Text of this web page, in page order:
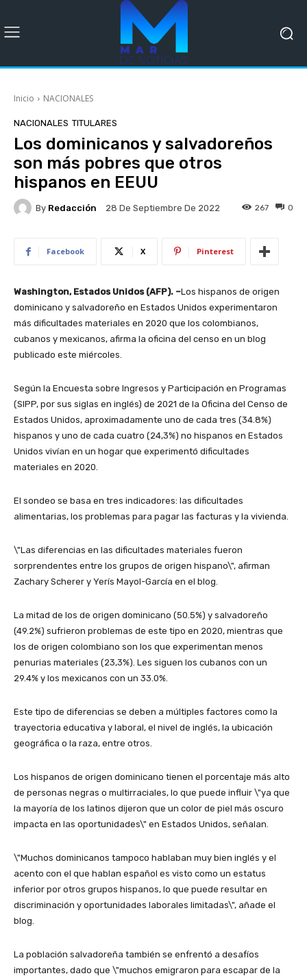
Inicio NACIONALES
NACIONALES TITULARES
Los dominicanos y salvadoreños
son más pobres que otros
hispanos en EEUU
By Redacción 28 De Septiembre De 2022 0
267
Facebook X Pinterest
Washington, Estados Unidos (AFP). –Los hispanos de origen
dominicano y salvadoreño en Estados Unidos experimentaron
más dificultades materiales en 2020 que los colombianos,
cubanos y mexicanos, afirma la oficina del censo en un blog
publicado este miércoles.
Según la Encuesta sobre Ingresos y Participación en Programas
(SIPP, por sus siglas en inglés) de 2021 de la Oficina del Censo de
Estados Unidos, aproximadamente uno de cada tres (34.8%)
hispanos y uno de cada cuatro (24,3%) no hispanos en Estados
Unidos vivían en un hogar que experimentó dificultades
materiales en 2020.
El sondeo se basa en tres indicadores: las dificultades
alimentarias, los problemas para pagar las facturas y la vivienda.
\"Las diferencias en las dificultades materiales fueron
sorprendentes entre los grupos de origen hispano\", afirman
Zachary Scherer y Yerís Mayol-García en el blog.
La mitad de los de origen dominicano (50.5%) y salvadoreño
(49.2%) sufrieron problemas de este tipo en 2020, mientras que
los de origen colombiano son los que experimentan menos
penurias materiales (23,3%). Les siguen los cubanos con un
29.4% y los mexicanos con un 33.0%.
Este tipo de diferencias se deben a múltiples factores como la
trayectoria educativa y laboral, el nivel de inglés, la ubicación
geográfica o la raza, entre otros.
Los hispanos de origen dominicano tienen el porcentaje más alto
de personas negras o multirraciales, lo que puede influir \"ya que
la mayoría de los latinos dijeron que un color de piel más oscuro
impacta en las oportunidades\" en Estados Unidos, señalan.
\"Muchos dominicanos tampoco hablaban muy bien inglés y el
acento con el que hablan español es visto como un estatus
inferior por otros grupos hispanos, lo que puede resultar en
discriminación y oportunidades laborales limitadas\", añade el
blog.
La población salvadoreña también se enfrentó a desafíos
importantes, dado que \"muchos emigraron para escapar de la